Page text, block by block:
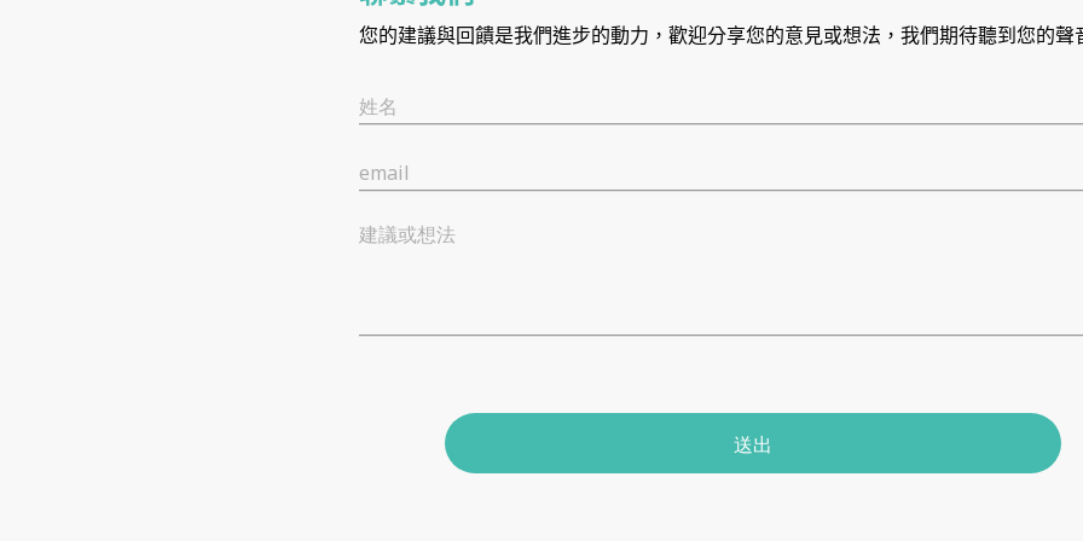
您的建議與回饋是我們進步的動力，歡迎分享您的意見或想法，我們期待聽到您的聲
姓名
email
建議或想法
送出